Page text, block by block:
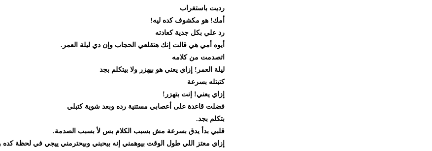
رديت باستغراب
أمك! هو مكشوف كده ليه!
رد علي بكل جدية كعادته
أيوه أمي هي قالت إنك هتقلعي الحجاب وإن دي ليلة العمر.
اتصدمت من كلامه
ليلة العمر! إزاي يعني هو بيهزر ولا بيتكلم بجد
كتبتله بسرعة
إزاي يعني! إنت بتهزر!
فضلت قاعدة على أعصابي مستنية رده وبعد شوية كتبلي
بتكلم بجد.
قلبي بدأ يدق بسرعة مش بسبب الكلام بس لأ بسبب الصدمة.
إزاي معتز اللي طول الوقت بيوهمني إنه بيحبني وبيحترمني ييجي في لحظة كده